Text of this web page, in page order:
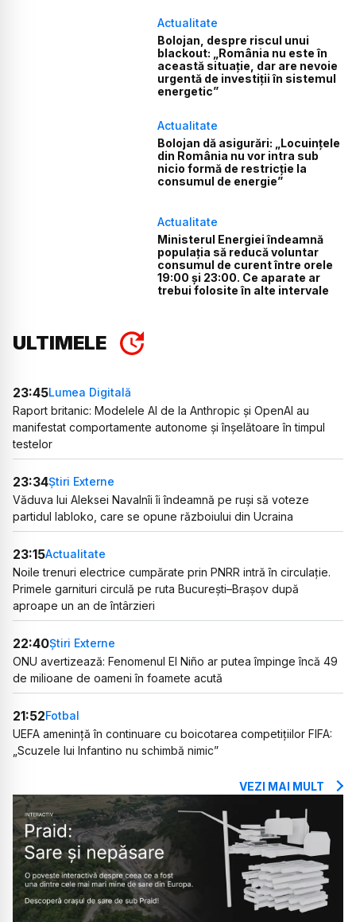
Actualitate
Bolojan, despre riscul unui
blackout: „România nu este în
această situație, dar are nevoie
urgentă de investiții în sistemul
energetic”
Actualitate
Bolojan dă asigurări: „Locuințele
din România nu vor intra sub
nicio formă de restricție la
consumul de energie”
Actualitate
Ministerul Energiei îndeamnă
populația să reducă voluntar
consumul de curent între orele
19:00 și 23:00. Ce aparate ar
trebui folosite în alte intervale
ULTIMELE
23:45Lumea Digitală
Raport britanic: Modelele AI de la Anthropic și OpenAI au
manifestat comportamente autonome și înșelătoare în timpul
testelor
23:34Știri Externe
Văduva lui Aleksei Navalnîi îi îndeamnă pe ruși să voteze
partidul Iabloko, care se opune războiului din Ucraina
23:15Actualitate
Noile trenuri electrice cumpărate prin PNRR intră în circulație.
Primele garnituri circulă pe ruta București–Brașov după
aproape un an de întârzieri
22:40Știri Externe
ONU avertizează: Fenomenul El Niño ar putea împinge încă 49
de milioane de oameni în foamete acută
21:52Fotbal
UEFA amenință în continuare cu boicotarea competițiilor FIFA:
„Scuzele lui Infantino nu schimbă nimic”
VEZI MAI MULT